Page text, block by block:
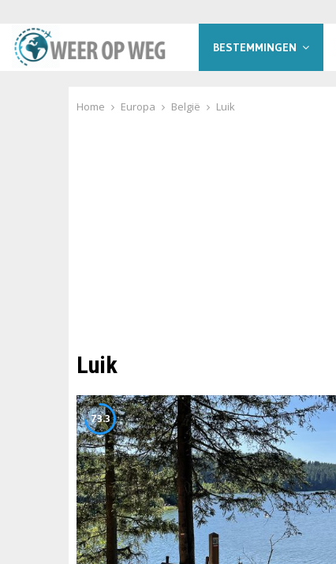
BESTEMMINGEN
Home Europa België Luik
Luik
73.3